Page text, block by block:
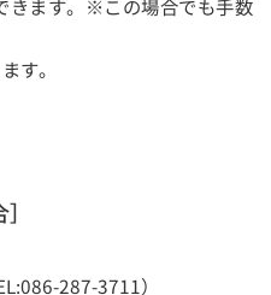
きます。※この場合でも手数
す。
287-3711）